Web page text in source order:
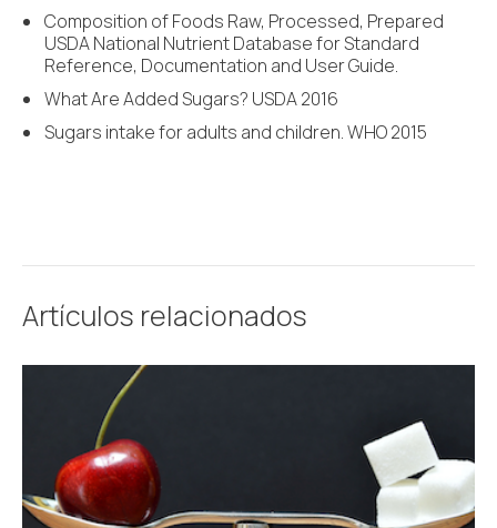
Composition of Foods Raw, Processed, Prepared
USDA National Nutrient Database for Standard
Reference, Documentation and User Guide.
What Are Added Sugars? USDA 2016
Sugars intake for adults and children. WHO 2015
Artículos relacionados